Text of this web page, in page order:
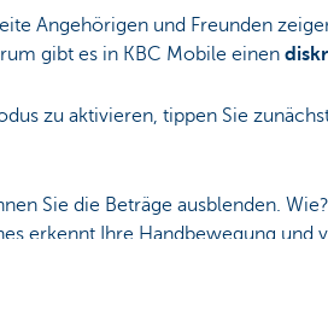
Angehörigen und Freunden
gibt es in KBC Mobile einen
zu aktivieren, tippen Sie
Sie die Beträge ausblenden.
erkennt Ihre Handbewegung